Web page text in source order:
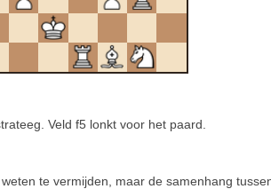
Veld f5 lonkt voor het paard.
te vermijden, maar de samenhang